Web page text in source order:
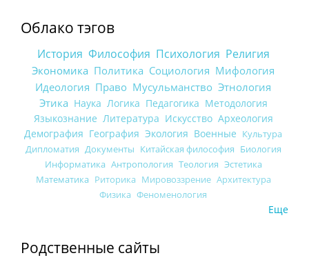
Облако тэгов
История Философия Психология Религия
Экономика Политика Социология Мифология
Идеология Право Мусульманство Этнология
Этика Наука Логика Педагогика Методология
Языкознание Литература Искусство Археология
Демография География Экология Военные Культура
Дипломатия Документы Китайская философия Биология
Информатика Антропология Теология Эстетика
Математика Риторика Мировоззрение Архитектура
Физика Феноменология
Еще
Родственные сайты